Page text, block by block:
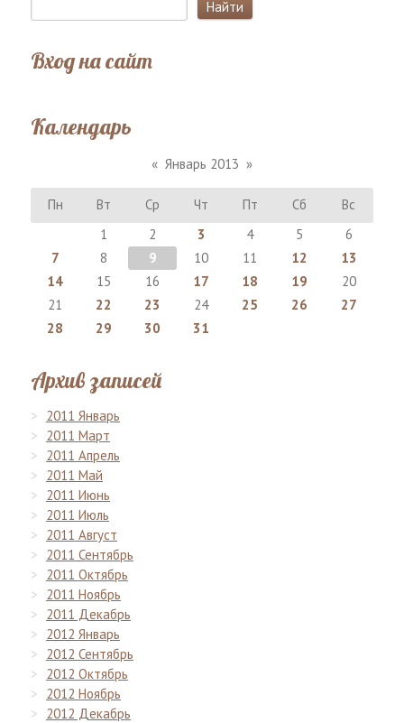
Вход на сайт
Календарь
« Январь 2013 »
Пн Вт Ср Чт Пт Сб
Вс
1
2 3 4 5
6
7
8 9 10 11 12
13
14
15 16 17 18 19
20
21
22 23 24 25 26
27
28
29 30 31
Архив записей
2011 Январь
2011 Март
2011 Апрель
2011 Май
2011 Июнь
2011 Июль
2011 Август
2011 Сентябрь
2011 Октябрь
2011 Ноябрь
2011 Декабрь
2012 Январь
2012 Сентябрь
2012 Октябрь
2012 Ноябрь
2012 Декабрь